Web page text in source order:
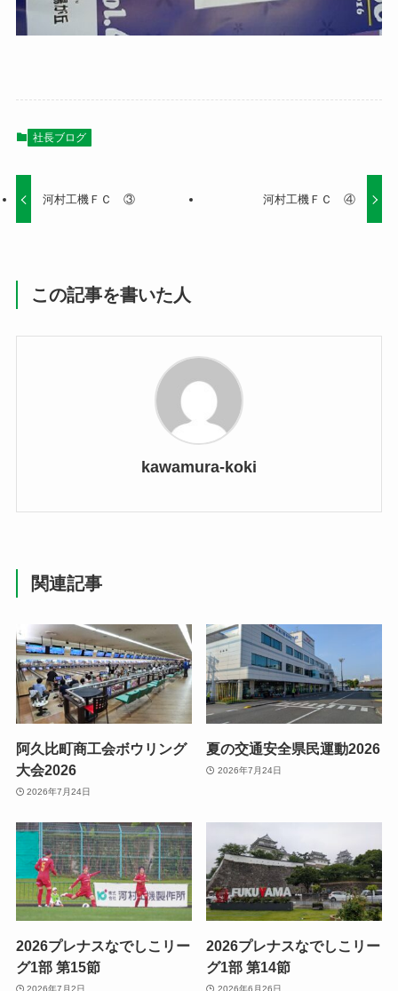
社長ブログ
河村工機ＦＣ ③ 河村工機ＦＣ ④
この記事を書いた人
kawamura-koki
関連記事
阿久比町商工会ボウリング
大会2026
2026年7月24日
夏の交通安全県民運動2026
2026年7月24日
2026プレナスなでしこリー
グ1部 第15節
2026年7月2日
2026プレナスなでしこリー
グ1部 第14節
2026年6月26日